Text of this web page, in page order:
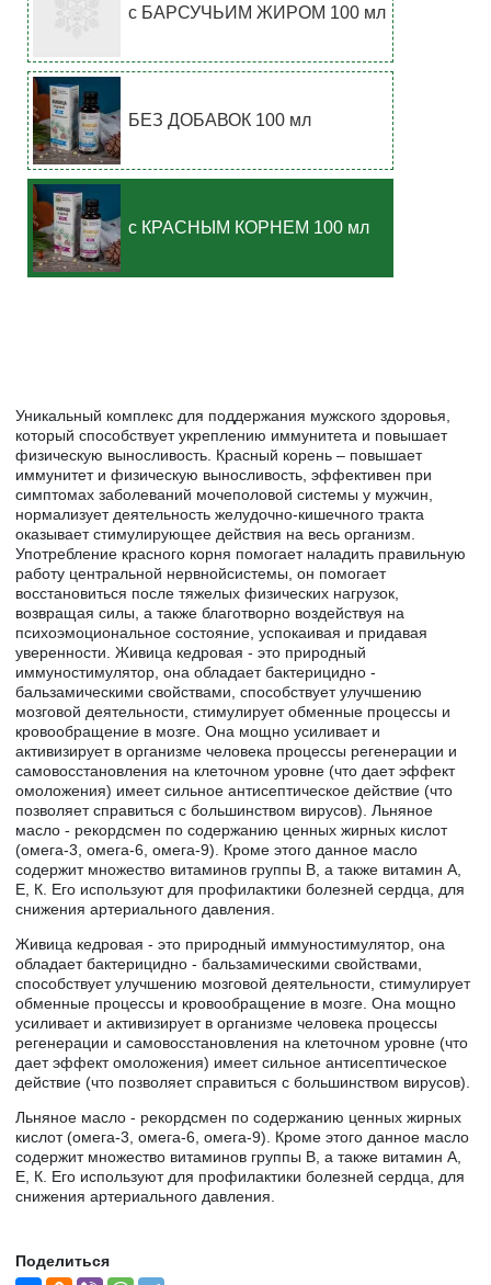
с БАРСУЧЬИМ ЖИРОМ 100 мл
БЕЗ ДОБАВОК 100 мл
с КРАСНЫМ КОРНЕМ 100 мл
Уникальный комплекс для поддержания мужского здоровья,
который способствует укреплению иммунитета и повышает
физическую выносливость. Красный корень – повышает
иммунитет и физическую выносливость, эффективен при
симптомах заболеваний мочеполовой системы у мужчин,
нормализует деятельность желудочно-кишечного тракта
оказывает стимулирующее действия на весь организм.
Употребление красного корня помогает наладить правильную
работу центральной нервнойсистемы, он помогает
восстановиться после тяжелых физических нагрузок,
возвращая силы, а также благотворно воздействуя на
психоэмоциональное состояние, успокаивая и придавая
уверенности. Живица кедровая - это природный
иммуностимулятор, она обладает бактерицидно -
бальзамическими свойствами, способствует улучшению
мозговой деятельности, стимулирует обменные процессы и
кровообращение в мозге. Она мощно усиливает и
активизирует в организме человека процессы регенерации и
самовосстановления на клеточном уровне (что дает эффект
омоложения) имеет сильное антисептическое действие (что
позволяет справиться с большинством вирусов). Льняное
масло - рекордсмен по содержанию ценных жирных кислот
(омега-3, омега-6, омега-9). Кроме этого данное масло
содержит множество витаминов группы В, а также витамин А,
Е, К. Его используют для профилактики болезней сердца, для
снижения артериального давления.
Живица кедровая - это природный иммуностимулятор, она
обладает бактерицидно - бальзамическими свойствами,
способствует улучшению мозговой деятельности, стимулирует
обменные процессы и кровообращение в мозге. Она мощно
усиливает и активизирует в организме человека процессы
регенерации и самовосстановления на клеточном уровне (что
дает эффект омоложения) имеет сильное антисептическое
действие (что позволяет справиться с большинством вирусов).
Льняное масло - рекордсмен по содержанию ценных жирных
кислот (омега-3, омега-6, омега-9). Кроме этого данное масло
содержит множество витаминов группы В, а также витамин А,
Е, К. Его используют для профилактики болезней сердца, для
снижения артериального давления.
Поделиться